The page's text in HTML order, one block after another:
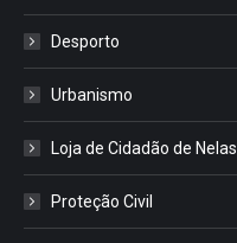
Desporto
Urbanismo
Loja de Cidadão de Nelas
Proteção Civil